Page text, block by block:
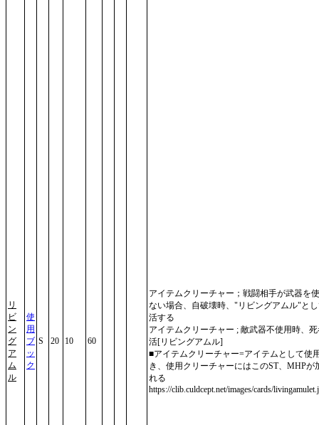
リ
ビ
ン
グ
ア
ム
ル
使
用
ブ
ッ
ク
S 20 10 60
アイテムクリーチャー；戦闘相手が武器を
ない場合、自破壊時、"リビングアムル"と
活する
アイテムクリーチャー ; 敵武器不使用時、
活[リビングアムル]
■アイテムクリーチャー=アイテムとして使
き、使用クリーチャーにはこのST、MHPが
れる
https://clib.culdcept.net/images/cards/